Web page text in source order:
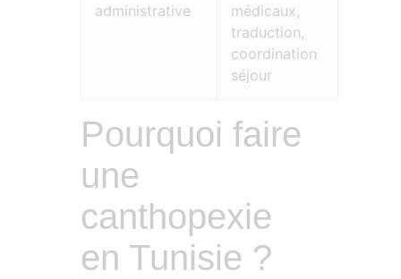
administrative
médicaux,
traduction,
coordination
séjour
Pourquoi faire
une
canthopexie
en Tunisie ?